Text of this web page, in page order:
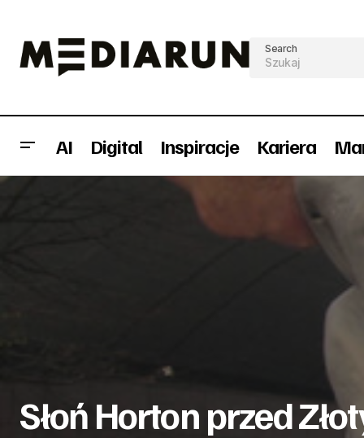
Search
AI Digital Inspiracje Kariera
Słoń Horton przed